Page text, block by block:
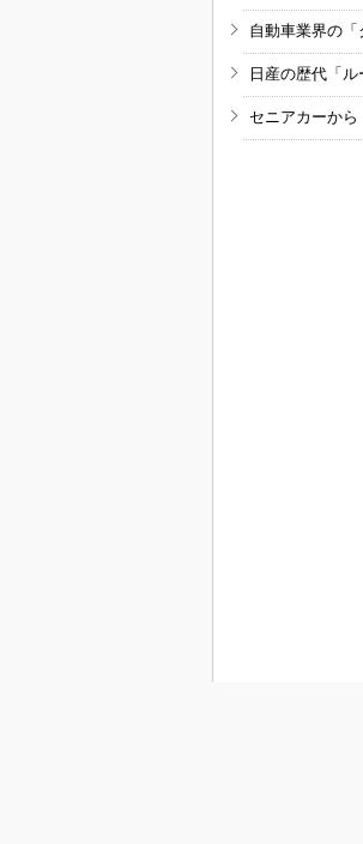
自動車業界の
日産の歴代「
セニアカーか